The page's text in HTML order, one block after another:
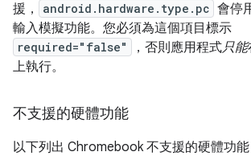
援，
android.hardware.type.pc 會停
輸入模擬功能。您必須為這個項目標示
required="false" ，否則應用程式只能
上執行。
不支援的硬體功能
以下列出 Chromebook 不支援的硬體功能